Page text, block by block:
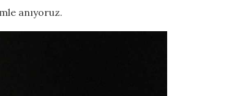
anıyoruz.